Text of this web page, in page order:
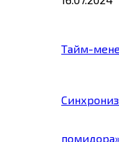
Тайм-